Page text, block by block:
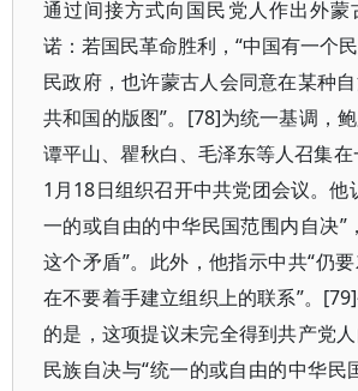
通过间接方式向国民党人作出外蒙
诺：若国民革命胜利，“中国有一个
民政府，也许蒙古人会同意在某种
共和国的版图”。[78]为统一基调，鲍
谭平山、瞿秋白、毛泽东等人召集
1月18日组织召开中共党团会议。他
一的或自由的中华民国范围内自决”
这个矛盾”。此外，他指示中共“仍
在不要着手建立组织上的联系”。
的是，这项提议未完全得到共产党
民族自决与“统一的或自由的中华民